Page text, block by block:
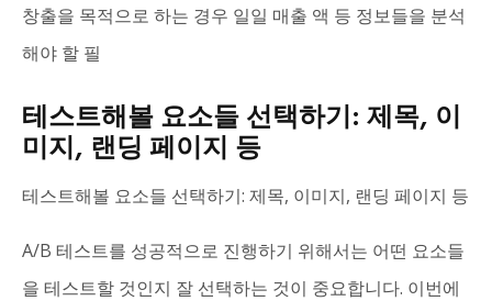
창출을 목적으로 하는 경우 일일 매출 액 등 정보들을 분석
해야 할 필
테스트해볼 요소들 선택하기: 제목, 이
미지, 랜딩 페이지 등
테스트해볼 요소들 선택하기: 제목, 이미지, 랜딩 페이지 등
A/B 테스트를 성공적으로 진행하기 위해서는 어떤 요소들
을 테스트할 것인지 잘 선택하는 것이 중요합니다. 이번에